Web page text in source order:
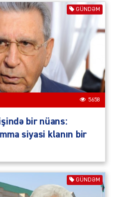
GÜNDƏM
5658
bir nüans:
siyasi klanın bir
GÜNDƏM